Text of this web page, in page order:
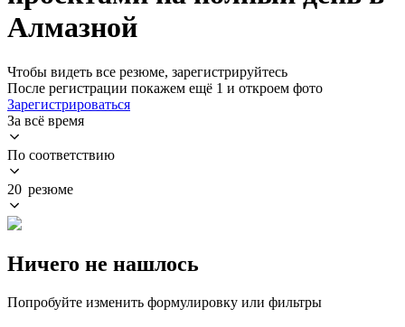
Алмазной
Чтобы видеть все резюме, зарегистрируйтесь
После регистрации покажем ещё 1 и откроем фото
Зарегистрироваться
За всё время
По соответствию
20 резюме
Ничего не нашлось
Попробуйте изменить формулировку или фильтры